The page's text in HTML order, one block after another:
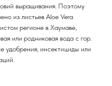
выращивания. Поэтому
из листьев Aloe Vera
регионе в Хаумаве,
или родниковая вода с гор.
удобрения, инсектициды или